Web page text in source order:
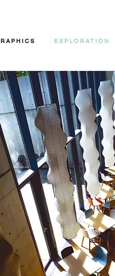
A P H I C S E X P L O R A T I O N